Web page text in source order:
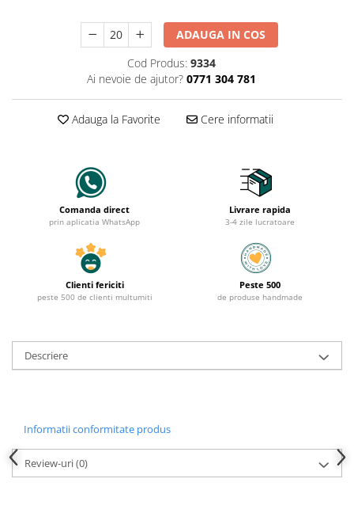
ADAUGA IN COS
Cod Produs: 9334
Ai nevoie de ajutor? 0771 304 781
Adauga la Favorite Cere informatii
Comanda direct
prin aplicatia WhatsApp
Livrare rapida
3-4 zile lucratoare
Clienti fericiti
peste 500 de clienti multumiti
Peste 500
de produse handmade
Descriere
Informatii conformitate produs
Review-uri(0)